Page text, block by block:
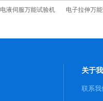
电液伺服万能试验机
电子拉伸万
关于
联系我